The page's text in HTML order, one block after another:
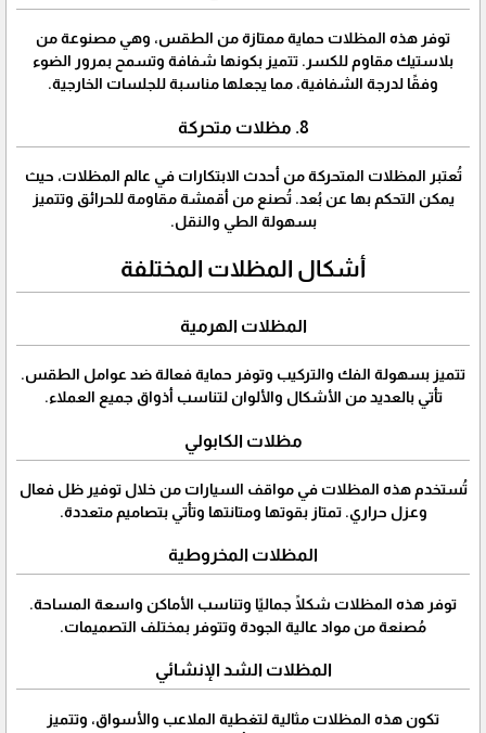
توفر هذه المظلات حماية ممتازة من الطقس، وهي مصنوعة من
بلاستيك مقاوم للكسر. تتميز بكونها شفافة وتسمح بمرور الضوء
وفقًا لدرجة الشفافية، مما يجعلها مناسبة للجلسات الخارجية.
8. مظلات متحركة
تُعتبر المظلات المتحركة من أحدث الابتكارات في عالم المظلات، حيث
يمكن التحكم بها عن بُعد. تُصنع من أقمشة مقاومة للحرائق وتتميز
بسهولة الطي والنقل.
أشكال المظلات المختلفة
المظلات الهرمية
تتميز بسهولة الفك والتركيب وتوفر حماية فعالة ضد عوامل الطقس.
تأتي بالعديد من الأشكال والألوان لتناسب أذواق جميع العملاء.
مظلات الكابولي
تُستخدم هذه المظلات في مواقف السيارات من خلال توفير ظل فعال
وعزل حراري. تمتاز بقوتها ومتانتها وتأتي بتصاميم متعددة.
المظلات المخروطية
توفر هذه المظلات شكلًا جماليًا وتناسب الأماكن واسعة المساحة.
مُصنعة من مواد عالية الجودة وتتوفر بمختلف التصميمات.
المظلات الشد الإنشائي
تكون هذه المظلات مثالية لتغطية الملاعب والأسواق، وتتميز